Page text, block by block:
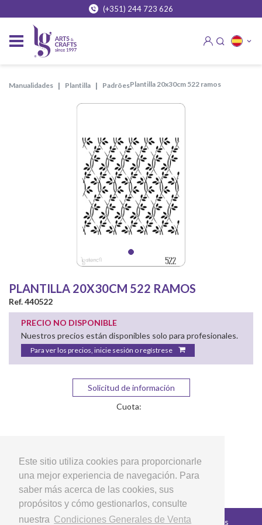
Este sitio utiliza cookies para proporcionarle
una mejor experiencia de navegación. Para
saber más acerca de las cookies, sus
propósitos y cómo gestionarlos, consulte
nuestra Condiciones Generales de Venta
(+351) 244 723 626
manualidades plantilla padrões plantilla 20x30cm 522 ramos
PLANTILLA 20X30CM 522 RAMOS
Ref. 440522
PRECIO NO DISPONIBLE
Nuestros precios están disponibles solo para profesionales.
Para ver los precios, inicie sesión o regístrese
Solicitud de información
Cuota:
Copyright © 2026 LG Arts Crafts Todos los derechos